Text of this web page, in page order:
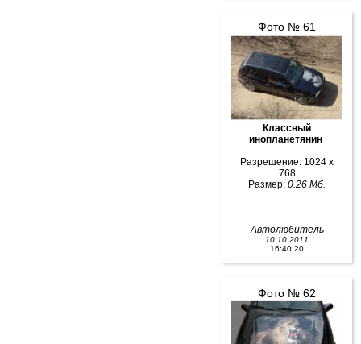
Фото № 61
Классный
инопланетянин
Разрешение: 1024 x
768
Размер: 0.26 Мб.
Автолюбитель
10.10.2011
16:40:20
Фото № 62